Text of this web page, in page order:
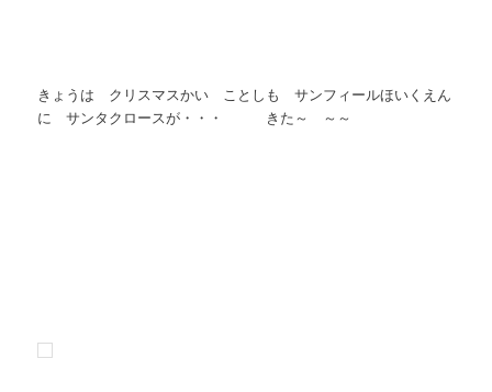
きょうは クリスマスかい ことしも サンフィールほいくえん
に サンタクロースが・・・ きた～ ～～